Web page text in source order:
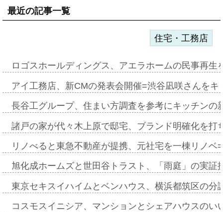
最近の記事一覧
住宅・工務店
ロゴスホールディングス、アエラホームの民事再
アイ工務店、新CMの発表会開催=渋谷凪咲さんを
長谷工グループ、住まい方調査を参考にキッチン
諸戸の家が代々木上原で邸宅、ブランド明確化を
リノべると東急不動産が提携、元社宅を一棟リノ
旭化成ホームズと世田谷トラスト、「雨庭」の実
東京セキスイハイムとベンハウス、横浜都筑区の
コスモスイニシア、マンションとシェアハウスの